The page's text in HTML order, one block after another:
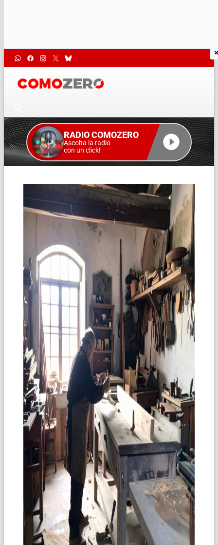
RADIO COMOZERO
Ascolta la radio
con un click!